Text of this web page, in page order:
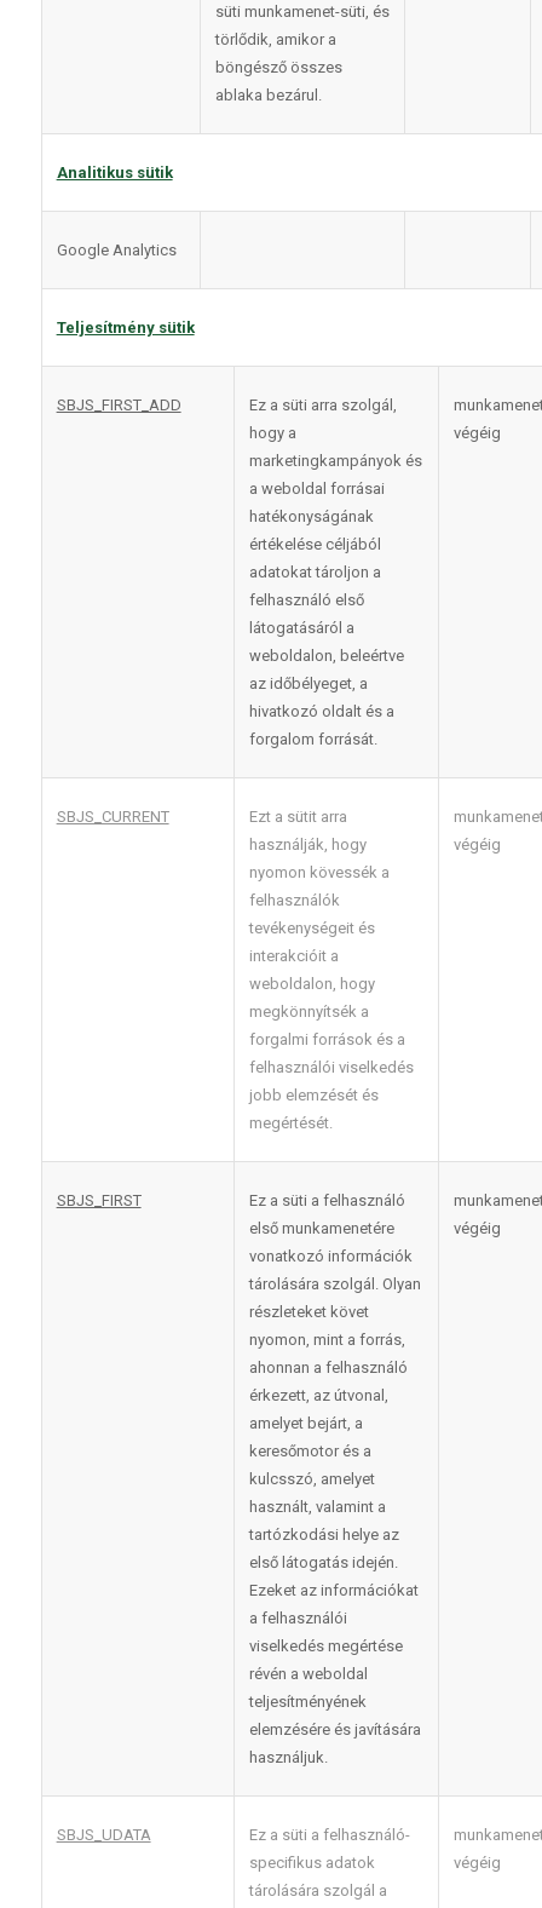
süti munkamenet-süti, és
törlődik, amikor a
böngésző összes
ablaka bezárul.
Analitikus sütik
Google Analytics
Teljesítmény sütik
SBJS_FIRST_ADD
Ez a süti arra szolgál,
hogy a
marketingkampányok és
a weboldal forrásai
hatékonyságának
értékelése céljából
adatokat tároljon a
felhasználó első
látogatásáról a
weboldalon, beleértve
az időbélyeget, a
hivatkozó oldalt és a
forgalom forrását.
végéig
SBJS_CURRENT
Ezt a sütit arra
használják, hogy
nyomon kövessék a
felhasználók
tevékenységeit és
interakcióit a
weboldalon, hogy
megkönnyítsék a
forgalmi források és a
felhasználói viselkedés
jobb elemzését és
megértését.
végéig
SBJS_FIRST
Ez a süti a felhasználó
első munkamenetére
vonatkozó információk
tárolására szolgál. Olyan
részleteket követ
nyomon, mint a forrás,
ahonnan a felhasználó
érkezett, az útvonal,
amelyet bejárt, a
keresőmotor és a
kulcsszó, amelyet
használt, valamint a
tartózkodási helye az
első látogatás idején.
Ezeket az információkat
a felhasználói
viselkedés megértése
révén a weboldal
teljesítményének
elemzésére és javítására
használjuk.
végéig
SBJS_UDATA
Ez a süti a felhasználó-
specifikus adatok
tárolására szolgál a
végéig